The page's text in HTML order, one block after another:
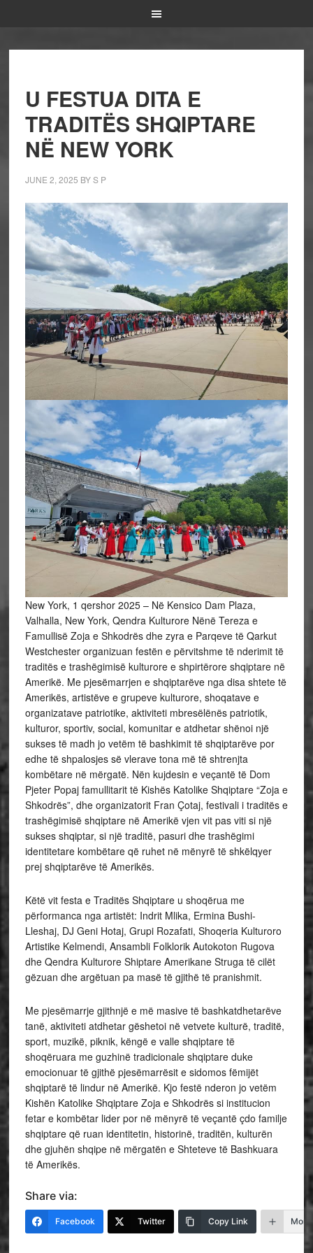
U FESTUA DITA E
TRADITËS SHQIPTARE
NË NEW YORK
JUNE 2, 2025 BYS P
New York, 1 qershor 2025 – Në Kensico Dam Plaza,
Valhalla, New York, Qendra Kulturore Nënë Tereza e
Famullisë Zoja e Shkodrës dhe zyra e Parqeve të Qarkut
Westchester organizuan festën e përvitshme të nderimit të
traditës e trashëgimisë kulturore e shpirtërore shqiptare në
Amerikë. Me pjesëmarrjen e shqiptarëve nga disa shtete të
Amerikës, artistëve e grupeve kulturore, shoqatave e
organizatave patriotike, aktiviteti mbresëlënës patriotik,
kulturor, sportiv, social, komunitar e atdhetar shënoi një
sukses të madh jo vetëm të bashkimit të shqiptarëve por
edhe të shpalosjes së vlerave tona më të shtrenjta
kombëtare në mërgatë. Nën kujdesin e veçantë të Dom
Pjeter Popaj famullitarit të Kishës Katolike Shqiptare “Zoja e
Shkodrës”, dhe organizatorit Fran Çotaj, festivali i traditës e
trashëgimisë shqiptare në Amerikë vjen vit pas viti si një
sukses shqiptar, si një traditë, pasuri dhe trashëgimi
identitetare kombëtare që ruhet në mënyrë të shkëlqyer
prej shqiptarëve të Amerikës.
Këtë vit festa e Traditës Shqiptare u shoqërua me
përformanca nga artistët: Indrit Mlika, Ermina Bushi-
Lleshaj, DJ Geni Hotaj, Grupi Rozafati, Shoqeria Kulturoro
Artistike Kelmendi, Ansambli Folklorik Autokoton Rugova
dhe Qendra Kulturore Shiptare Amerikane Struga të cilët
gëzuan dhe argëtuan pa masë të gjithë të pranishmit.
Me pjesëmarrje gjithnjë e më masive të bashkatdhetarëve
tanë, aktiviteti atdhetar gëshetoi në vetvete kulturë, traditë,
sport, muzikë, piknik, këngë e valle shqiptare të
shoqëruara me guzhinë tradicionale shqiptare duke
emocionuar të gjithë pjesëmarrësit e sidomos fëmijët
shqiptarë të lindur në Amerikë. Kjo festë nderon jo vetëm
Kishën Katolike Shqiptare Zoja e Shkodrës si institucion
fetar e kombëtar lider por në mënyrë të veçantë çdo familje
shqiptare që ruan identitetin, historinë, traditën, kulturën
dhe gjuhën shqipe në mërgatën e Shteteve të Bashkuara
të Amerikës.
Share via:
Facebook Twitter Copy Link More